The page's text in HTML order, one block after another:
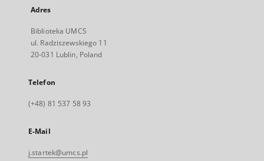
Adres
Biblioteka UMCS
ul. Radziszewskiego 11
20-031 Lublin, Poland
Telefon
(+48) 81 537 58 93
E-Mail
j.startek@umcs.pl